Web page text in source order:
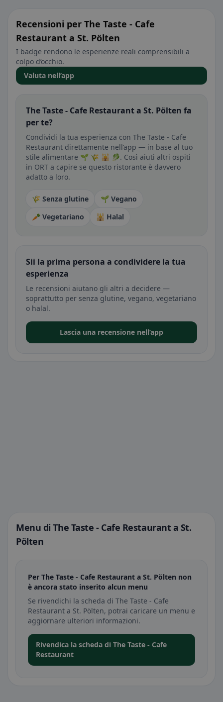
Recensioni per The Taste - Cafe
Restaurant a St. Pölten
I badge rendono le esperienze reali comprensibili a
colpo d’occhio.
Valuta nell’app
The Taste - Cafe Restaurant a St. Pölten fa
per te?
Condividi la tua esperienza con The Taste - Cafe
Restaurant direttamente nell’app — in base al tuo
stile alimentare 🌱 🌾 🕌 🥬. Così aiuti altri ospiti
in ORT a capire se questo ristorante è davvero
adatto a loro.
🌾 Senza glutine
🌱 Vegano
🥕 Vegetariano
🕌 Halal
Sii la prima persona a condividere la tua
esperienza
Le recensioni aiutano gli altri a decidere —
soprattutto per senza glutine, vegano, vegetariano
o halal.
Lascia una recensione nell’app
Menu di The Taste - Cafe Restaurant a St.
Pölten
Per The Taste - Cafe Restaurant a St. Pölten non
è ancora stato inserito alcun menu
Se rivendichi la scheda di The Taste - Cafe
Restaurant a St. Pölten, potrai caricare un menu e
aggiornare ulteriori informazioni.
Rivendica la scheda di The Taste - Cafe
Restaurant